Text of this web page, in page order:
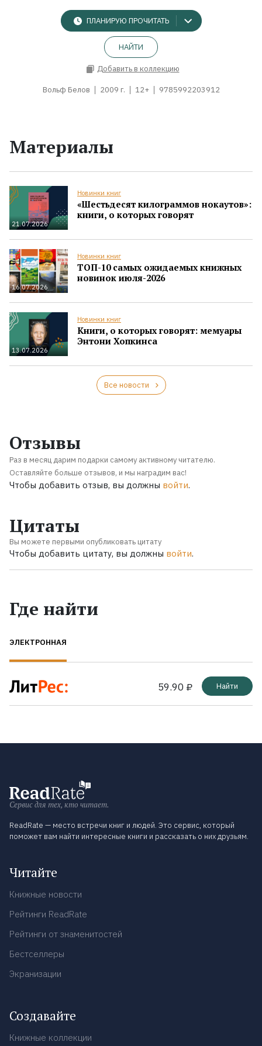
ПЛАНИРУЮ ПРОЧИТАТЬ
НАЙТИ
Добавить в коллекцию
Вольф Белов 2009 г. 12+ 9785992203912
Материалы
21.07.2026
Новинки книг
«Шестьдесят килограммов нокаутов»:
книги, о которых говорят
16.07.2026
Новинки книг
ТОП-10 самых ожидаемых книжных
новинок июля-2026
13.07.2026
Новинки книг
Книги, о которых говорят: мемуары
Энтони Хопкинса
Все новости
Отзывы
Раз в месяц дарим подарки самому активному читателю.
Оставляйте больше отзывов, и мы наградим вас!
Чтобы добавить отзыв, вы должны войти.
Цитаты
Вы можете первыми опубликовать цитату
Чтобы добавить цитату, вы должны войти.
Где найти
ЭЛЕКТРОННАЯ
59.90 ₽ Найти
Сервис для тех, кто читает.
ReadRate — место встречи книг и людей. Это сервис, который
поможет вам найти интересные книги и рассказать о них друзьям.
Читайте
Книжные новости
Рейтинги ReadRate
Рейтинги от знаменитостей
Бестселлеры
Экранизации
Создавайте
Книжные коллекции